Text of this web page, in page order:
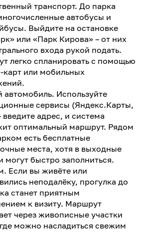
транспорт. До парка
автобусы и
Выйдите на остановке
или «Парк Кирова» – от них
входа рукой подать.
легко спланировать с помощью
карт или мобильных
автомобиль. Используйте
сервисы (Яндекс.Карты,
адрес, и система
оптимальный маршрут. Рядом
есть бесплатные
места, хотя в выходные
могут быстро заполниться.
Если вы живёте или
неподалёку, прогулка до
станет приятным
к визиту. Маршрут
через живописные участки
можно насладиться свежим